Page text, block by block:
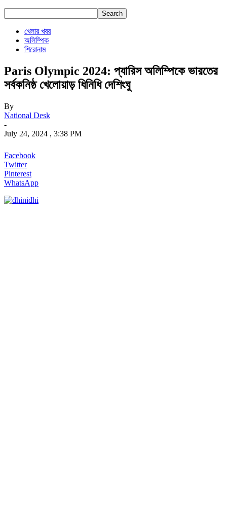
খেলার খবর
অলিম্পিক
শিরোনাম
Paris Olympic 2024: প্যারিস অলিম্পিকে ভারতের
সর্বকনিষ্ঠ খেলোয়াড় ধিনিধি দেশিংঘু
By
National Desk
-
July 24, 2024 , 3:38 PM
Facebook
Twitter
Pinterest
WhatsApp